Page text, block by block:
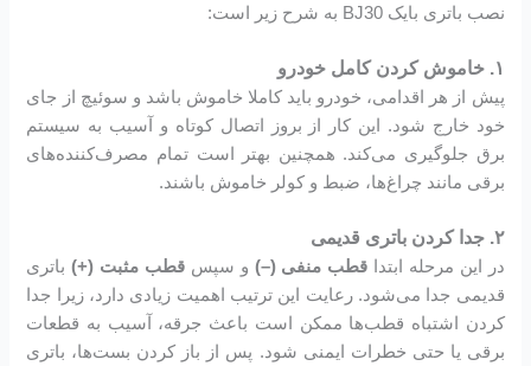
نصب باتری بایک BJ30 به شرح زیر است:
۱. خاموش کردن کامل خودرو
پیش از هر اقدامی، خودرو باید کاملا خاموش باشد و سوئیچ از جای
خود خارج شود. این کار از بروز اتصال کوتاه و آسیب به سیستم
برق جلوگیری می‌کند. همچنین بهتر است تمام مصرف‌کننده‌های
برقی مانند چراغ‌ها، ضبط و کولر خاموش باشند.
۲. جدا کردن باتری قدیمی
در این مرحله ابتدا قطب منفی (–) و سپسقطب مثبت (+)باتری
قدیمی جدا می‌شود. رعایت این ترتیب اهمیت زیادی دارد، زیرا جدا
کردن اشتباه قطب‌ها ممکن است باعث جرقه، آسیب به قطعات
برقی یا حتی خطرات ایمنی شود. پس از باز کردن بست‌ها، باتری